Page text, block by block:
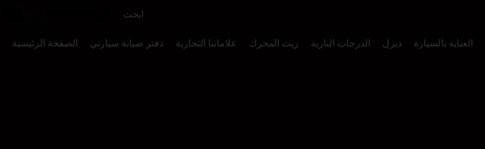
الصفحة الرئيسية دفتر صيانة سيارتي علاماتنا التجارية زيت المحرك الدرجات النارية ديزل العناية بالسيارة